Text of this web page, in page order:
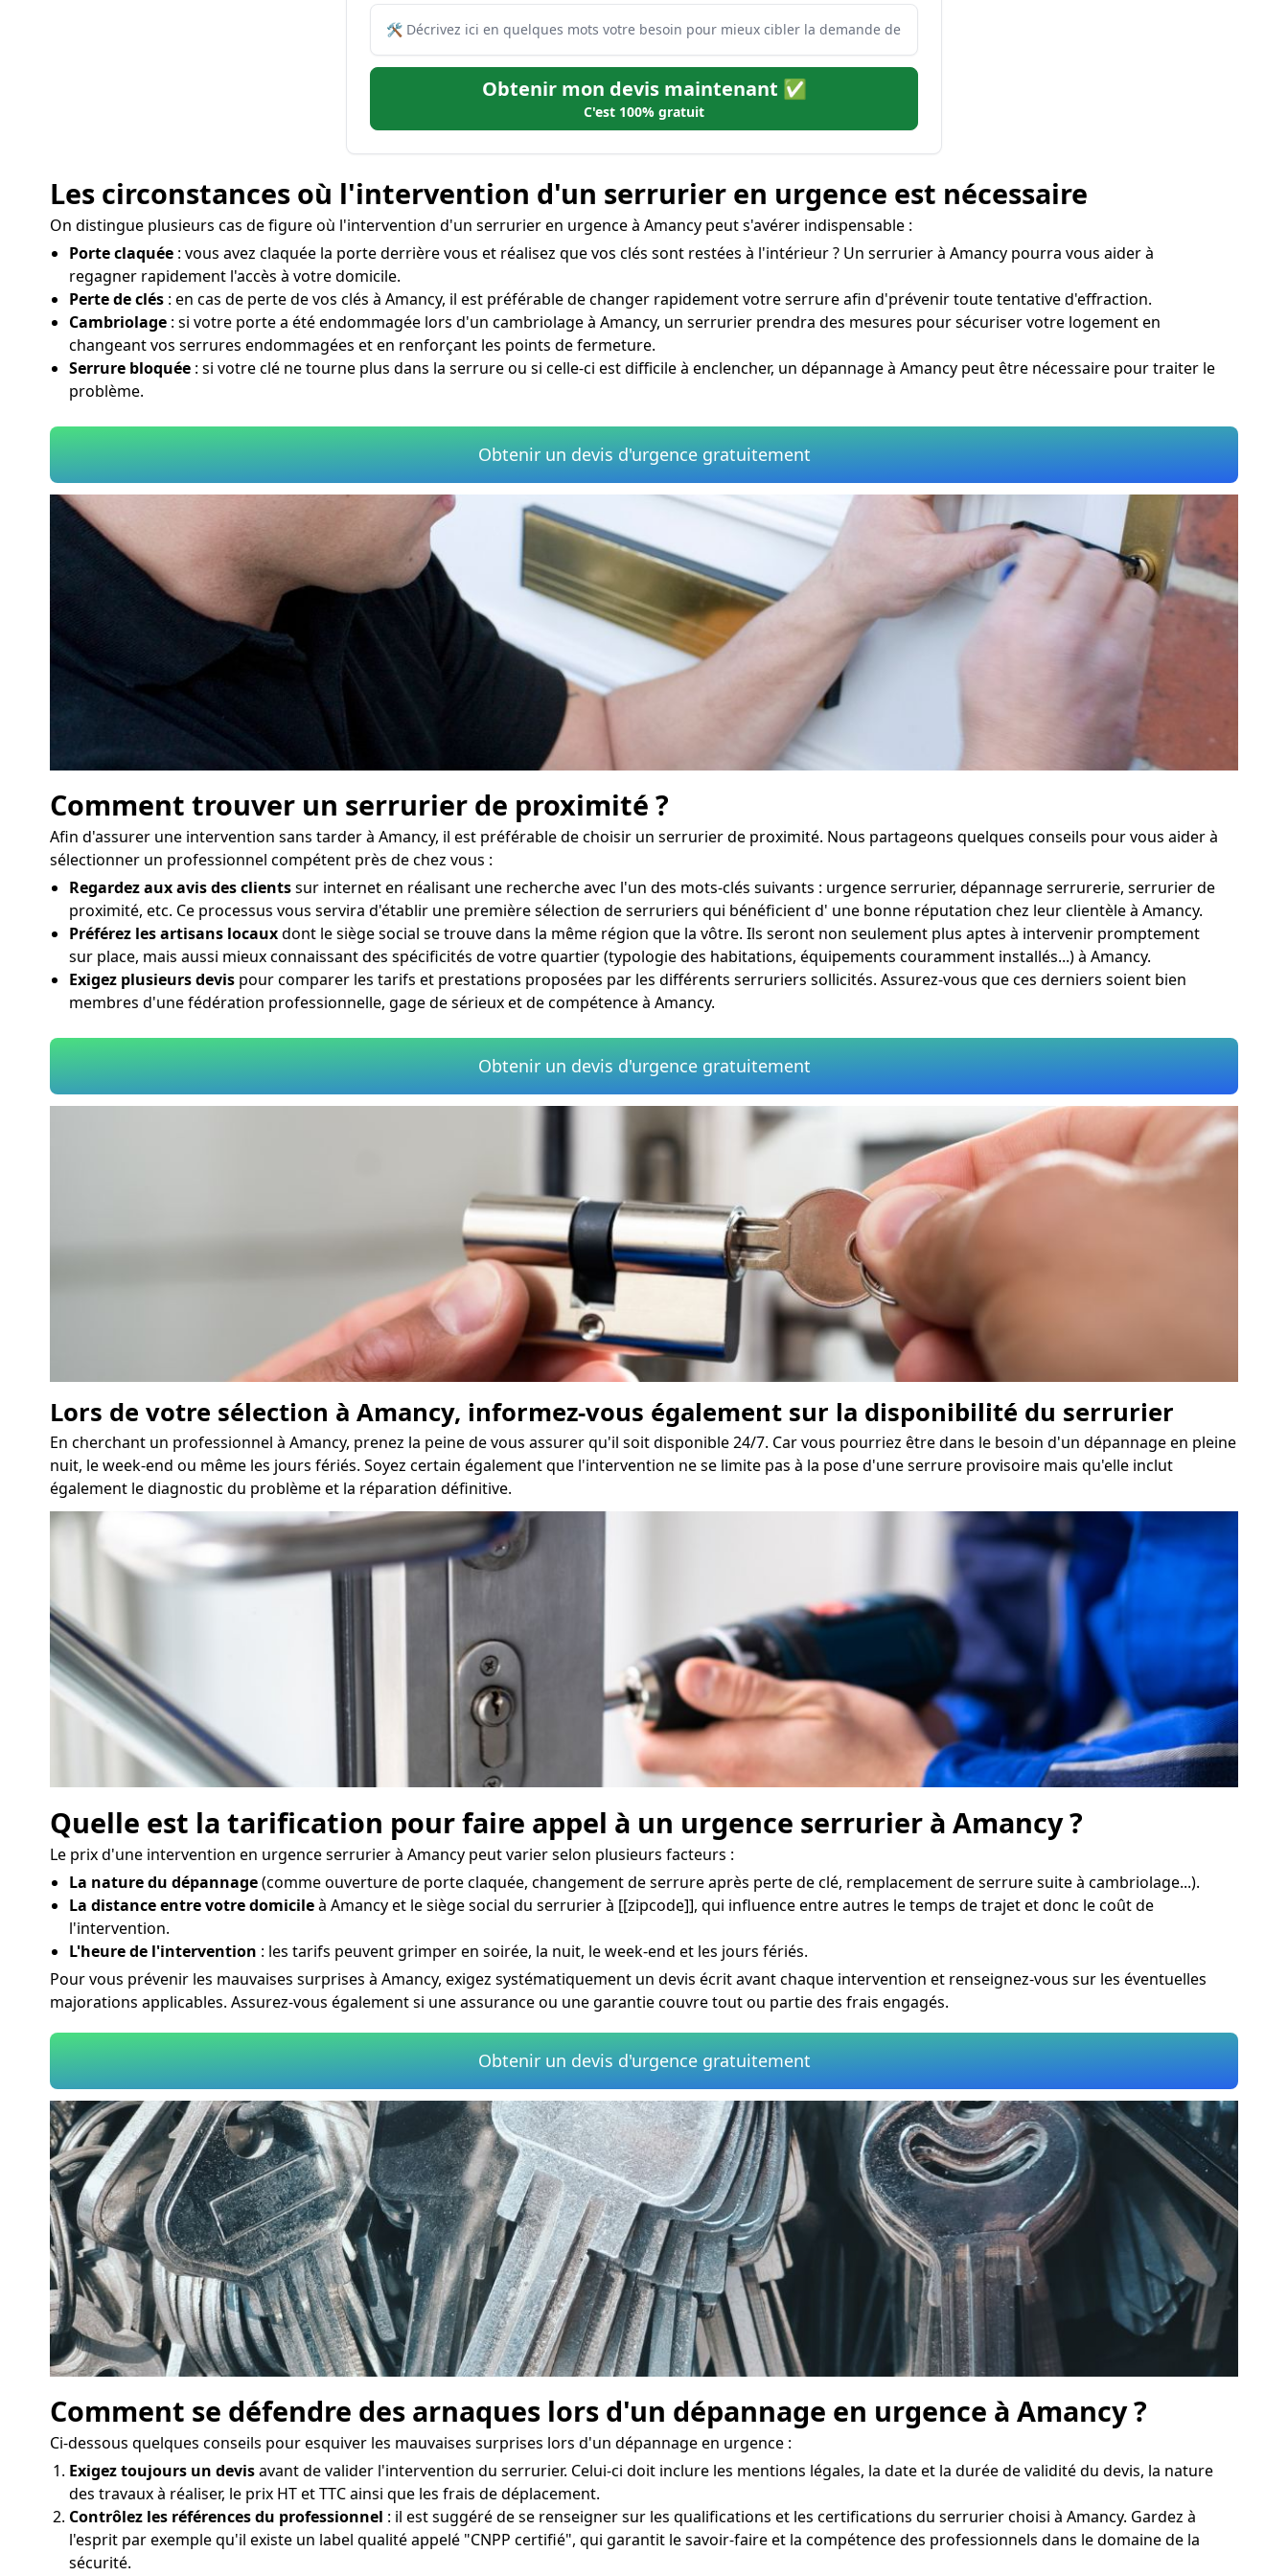
Obtenir mon devis maintenant ✅
C'est 100% gratuit
Les circonstances où l'intervention d'un serrurier en urgence est nécessaire
On distingue plusieurs cas de figure où l'intervention d'un serrurier en urgence à Amancy peut s'avérer indispensable :
Porte claquée : vous avez claquée la porte derrière vous et réalisez que vos clés sont restées à l'intérieur ? Un serrurier à Amancy pourra vous aider à
regagner rapidement l'accès à votre domicile.
Perte de clés : en cas de perte de vos clés à Amancy, il est préférable de changer rapidement votre serrure afin d'prévenir toute tentative d'effraction.
Cambriolage : si votre porte a été endommagée lors d'un cambriolage à Amancy, un serrurier prendra des mesures pour sécuriser votre logement en
changeant vos serrures endommagées et en renforçant les points de fermeture.
Serrure bloquée : si votre clé ne tourne plus dans la serrure ou si celle-ci est difficile à enclencher, un dépannage à Amancy peut être nécessaire pour traiter le
problème.
Obtenir un devis d'urgence gratuitement
Comment trouver un serrurier de proximité ?
Afin d'assurer une intervention sans tarder à Amancy, il est préférable de choisir un serrurier de proximité. Nous partageons quelques conseils pour vous aider à
sélectionner un professionnel compétent près de chez vous :
Regardez aux avis des clientssur internet en réalisant une recherche avec l'un des mots-clés suivants : urgence serrurier, dépannage serrurerie, serrurier de
proximité, etc. Ce processus vous servira d'établir une première sélection de serruriers qui bénéficient d' une bonne réputation chez leur clientèle à Amancy.
Préférez les artisans locauxdont le siège social se trouve dans la même région que la vôtre. Ils seront non seulement plus aptes à intervenir promptement
sur place, mais aussi mieux connaissant des spécificités de votre quartier (typologie des habitations, équipements couramment installés...) à Amancy.
Exigez plusieurs devis pour comparer les tarifs et prestations proposées par les différents serruriers sollicités. Assurez-vous que ces derniers soient bien
membres d'une fédération professionnelle, gage de sérieux et de compétence à Amancy.
Obtenir un devis d'urgence gratuitement
Lors de votre sélection à Amancy, informez-vous également sur la disponibilité du serrurier
En cherchant un professionnel à Amancy, prenez la peine de vous assurer qu'il soit disponible 24/7. Car vous pourriez être dans le besoin d'un dépannage en pleine
nuit, le week-end ou même les jours fériés. Soyez certain également que l'intervention ne se limite pas à la pose d'une serrure provisoire mais qu'elle inclut
également le diagnostic du problème et la réparation définitive.
Quelle est la tarification pour faire appel à un urgence serrurier à Amancy ?
Le prix d'une intervention en urgence serrurier à Amancy peut varier selon plusieurs facteurs :
La nature du dépannage(comme ouverture de porte claquée, changement de serrure après perte de clé, remplacement de serrure suite à cambriolage...).
La distance entre votre domicileà Amancy et le siège social du serrurier à [[zipcode]], qui influence entre autres le temps de trajet et donc le coût de
l'intervention.
L'heure de l'intervention : les tarifs peuvent grimper en soirée, la nuit, le week-end et les jours fériés.
Pour vous prévenir les mauvaises surprises à Amancy, exigez systématiquement un devis écrit avant chaque intervention et renseignez-vous sur les éventuelles
majorations applicables. Assurez-vous également si une assurance ou une garantie couvre tout ou partie des frais engagés.
Obtenir un devis d'urgence gratuitement
Comment se défendre des arnaques lors d'un dépannage en urgence à Amancy ?
Ci-dessous quelques conseils pour esquiver les mauvaises surprises lors d'un dépannage en urgence :
Exigez toujours un devisavant de valider l'intervention du serrurier. Celui-ci doit inclure les mentions légales, la date et la durée de validité du devis, la nature
des travaux à réaliser, le prix HT et TTC ainsi que les frais de déplacement.
Contrôlez les références du professionnel : il est suggéré de se renseigner sur les qualifications et les certifications du serrurier choisi à Amancy. Gardez à
l'esprit par exemple qu'il existe un label qualité appelé "CNPP certifié", qui garantit le savoir-faire et la compétence des professionnels dans le domaine de la
sécurité.